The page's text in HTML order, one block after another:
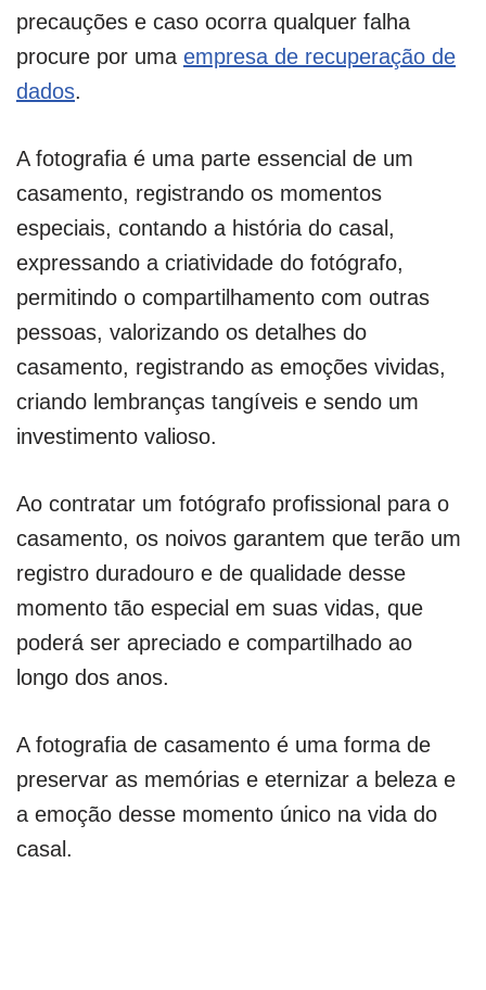
precauções e caso ocorra qualquer falha
procure por uma empresa de recuperação de
dados.
A fotografia é uma parte essencial de um
casamento, registrando os momentos
especiais, contando a história do casal,
expressando a criatividade do fotógrafo,
permitindo o compartilhamento com outras
pessoas, valorizando os detalhes do
casamento, registrando as emoções vividas,
criando lembranças tangíveis e sendo um
investimento valioso.
Ao contratar um fotógrafo profissional para o
casamento, os noivos garantem que terão um
registro duradouro e de qualidade desse
momento tão especial em suas vidas, que
poderá ser apreciado e compartilhado ao
longo dos anos.
A fotografia de casamento é uma forma de
preservar as memórias e eternizar a beleza e
a emoção desse momento único na vida do
casal.